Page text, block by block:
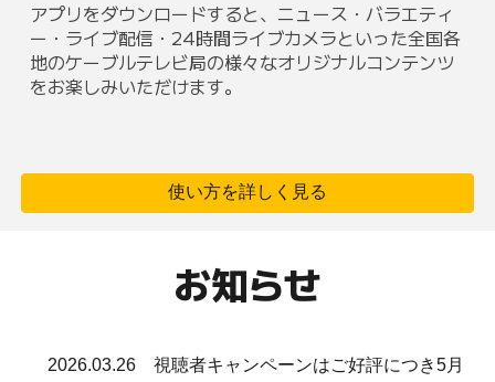
アプリをダウンロードすると、ニュース・バラエティ
ー・ライブ配信・24時間ライブカメラといった全国各
地のケーブルテレビ局の様々なオリジナルコンテンツ
をお楽しみいただけます。
使い方を詳しく見る
お知らせ
2026.03.26 視聴者キャンペーンはご好評につき5月